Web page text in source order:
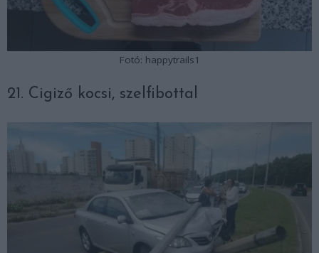
Fotó: happytrails1
21. Cigiző kocsi, szelfibottal